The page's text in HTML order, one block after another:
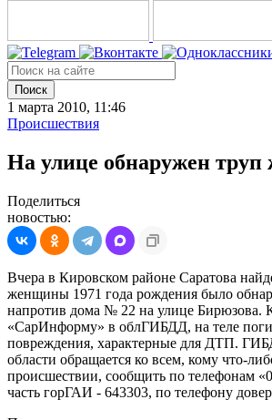
Поиск
1 марта 2010, 11:46
Происшествия
На улице обнаружен
Поделиться
новостью:
Вчера в Кировском районе Саратова
женщины 1971 года рождения было
напротив дома № 22 на улице Бирюзова.
«СарИнформу» в облГИБДД, на теле
повреждения, характерные для ДТП.
области обращается ко всем, кому что-
происшествии, сообщить по телефонам
часть горГАИ - 643303, по телефону